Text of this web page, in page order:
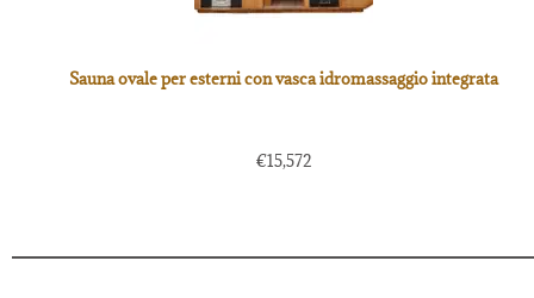
Sauna ovale per esterni con vasca idromassaggio integrata
€15,572